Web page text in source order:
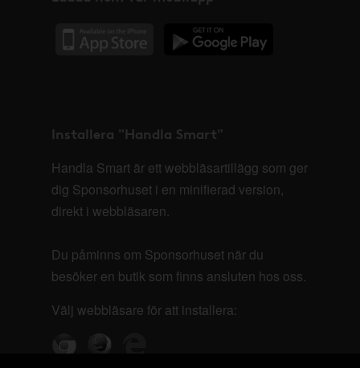
Installera "Handla Smart"
Handla Smart är ett webbläsartillägg som ger
dig Sponsorhuset i en minifierad version,
direkt i webbläsaren.
Du påminns om Sponsorhuset när du
besöker en butik som finns ansluten hos oss.
Välj webbläsare för att installera: